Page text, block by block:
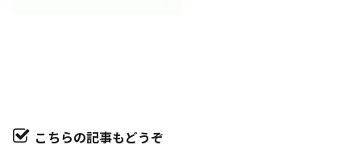
こちらの記事もどうぞ